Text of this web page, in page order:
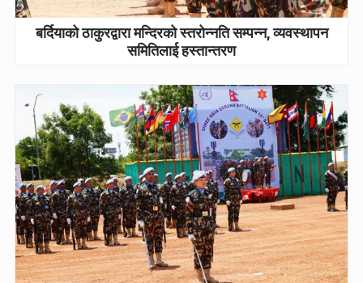
बर्दियाको ठाकुरद्वारा मन्दिरको स्तरोन्नति सम्पन्न, व्यवस्थापन
समितिलाई हस्तान्तरण